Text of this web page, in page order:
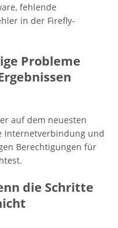
fehlende
in der Firefly-
Probleme
auf dem neuesten
Internetverbindung und
Berechtigungen für
die Schritte